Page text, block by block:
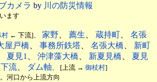
カメラ by 川の防災情報
ます
村 ← 下流]、 家野、 薦生、 蔵持町、 名張
屋戸橋、 事務所鉄塔、 名張大橋、 新町
夏見1、 沖津藻大橋、 新夏見橋、 夏見
流、 ダム軸、 [上流 → 御杖村]
河口から上流方向